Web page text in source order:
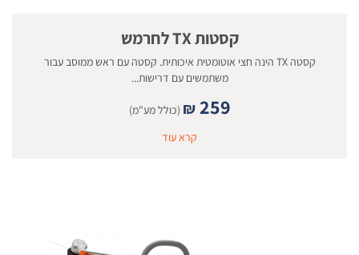
קסטות TX לחרמש
קסטה TX הינה חצי אוטומטית איכותית. קסטה עם ראש ממוסב עבור
משתמשים עם דרישות...
₪ 259
(כולל מע"מ)
קרא עוד